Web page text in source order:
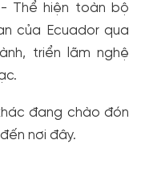
Thể hiện toàn bộ
của Ecuador qua
triển lãm nghệ
đang chào đón
nơi đây.